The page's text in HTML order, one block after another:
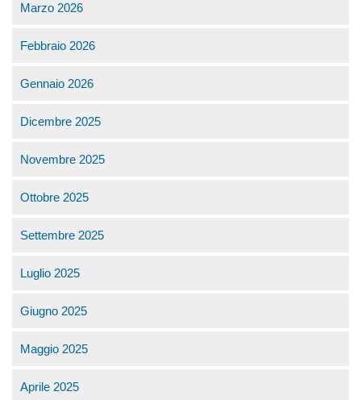
Marzo 2026
Febbraio 2026
Gennaio 2026
Dicembre 2025
Novembre 2025
Ottobre 2025
Settembre 2025
Luglio 2025
Giugno 2025
Maggio 2025
Aprile 2025